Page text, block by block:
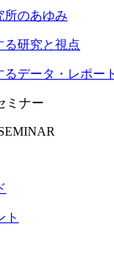
所のあゆみ
研究と視点
データ・レポート
ミナー
ト